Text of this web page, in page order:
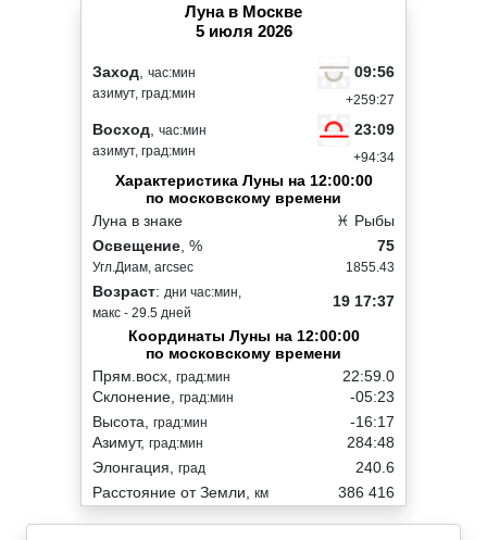
Луна в Москве
5 июля 2026
Заход час:мин
азимут, град:мин
09:56
+259:27
Восход час:мин
азимут, град:мин
23:09
+94:34
Характеристика Луны на 12:00:00
по московскому времени
Луна в знаке
♓ Рыбы
Освещение , %
Угл.Диам, arcsec
75
1855.43
Возраст: дни час:мин,
макс - 29.5 дней
19 17:37
Координаты Луны на 12:00:00
по московскому времени
Прям.восх, град:мин
Склонение, град:мин
22:59.0
-05:23
Высота, град:мин
Азимут, град:мин
-16:17
284:48
Элонгация, град
240.6
Расстояние от Земли, км 386 416